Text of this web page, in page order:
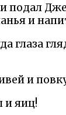
подал
и
глаза
и
и яиц!